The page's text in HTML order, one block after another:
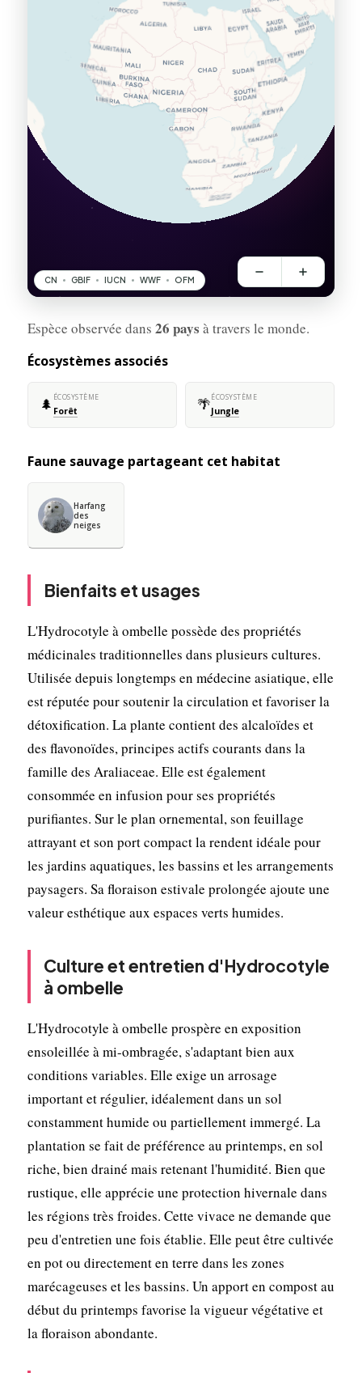
Espèce observée dans 26 pays à travers le monde.
Écosystèmes associés
🌲 ÉCOSYSTÈME
Forêt 🌴ÉCOSYSTÈME
Jungle
Faune sauvage partageant cet habitat
Harfang
des
neiges
Bienfaits et usages
L'Hydrocotyle à ombelle possède des propriétés
médicinales traditionnelles dans plusieurs cultures.
Utilisée depuis longtemps en médecine asiatique, elle
est réputée pour soutenir la circulation et favoriser la
détoxification. La plante contient des alcaloïdes et
des flavonoïdes, principes actifs courants dans la
famille des Araliaceae. Elle est également
consommée en infusion pour ses propriétés
purifiantes. Sur le plan ornemental, son feuillage
attrayant et son port compact la rendent idéale pour
les jardins aquatiques, les bassins et les arrangements
paysagers. Sa floraison estivale prolongée ajoute une
valeur esthétique aux espaces verts humides.
Culture et entretien d'Hydrocotyle
à ombelle
L'Hydrocotyle à ombelle prospère en exposition
ensoleillée à mi-ombragée, s'adaptant bien aux
conditions variables. Elle exige un arrosage
important et régulier, idéalement dans un sol
constamment humide ou partiellement immergé. La
plantation se fait de préférence au printemps, en sol
riche, bien drainé mais retenant l'humidité. Bien que
rustique, elle apprécie une protection hivernale dans
les régions très froides. Cette vivace ne demande que
peu d'entretien une fois établie. Elle peut être cultivée
en pot ou directement en terre dans les zones
marécageuses et les bassins. Un apport en compost au
début du printemps favorise la vigueur végétative et
la floraison abondante.